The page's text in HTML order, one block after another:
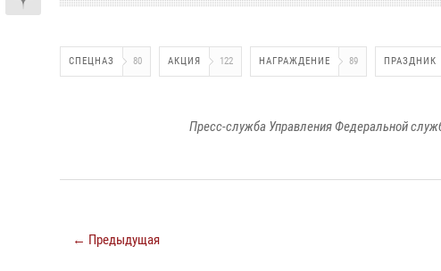
СПЕЦНАЗ 80 АКЦИЯ 122 НАГРАЖДЕНИЕ 89 ПРАЗДНИК
Пресс-служба Управления Федеральной
← Предыдущая